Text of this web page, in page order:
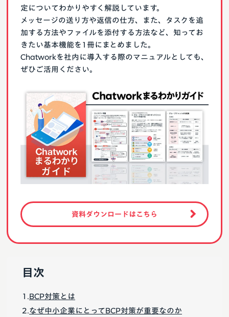
定についてわかりやすく解説しています。
メッセージの送り方や返信の仕方、また、タスクを追
加する方法やファイルを添付する方法など、知ってお
きたい基本機能を1冊にまとめました。
Chatworkを社内に導入する際のマニュアルとしても、
ぜひご活用ください。
資料ダウンロードはこちら
目次
BCP対策とは
なぜ中小企業にとってBCP対策が重要なのか